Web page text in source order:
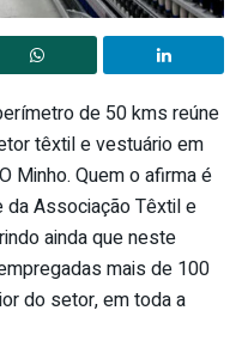
de 50 kms reúne
têxtil e vestuário em
Minho. Quem o afirma é
Associação Têxtil e
ainda que neste
mais de 100
do setor, em toda a